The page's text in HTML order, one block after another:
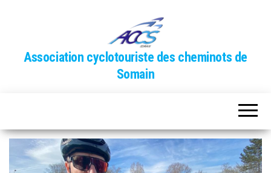
Association cyclotouriste des cheminots de
Somain